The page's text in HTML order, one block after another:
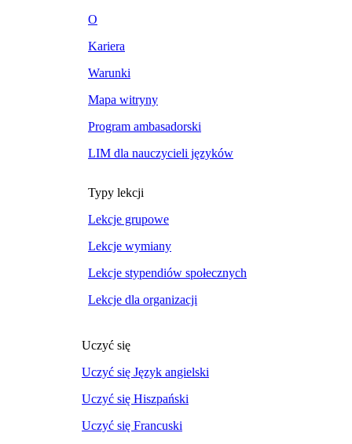
O
Kariera
Warunki
Mapa witryny
Program ambasadorski
LIM dla nauczycieli języków
Typy lekcji
Lekcje grupowe
Lekcje wymiany
Lekcje stypendiów społecznych
Lekcje dla organizacji
Uczyć się
Uczyć się Język angielski
Uczyć się Hiszpański
Uczyć się Francuski